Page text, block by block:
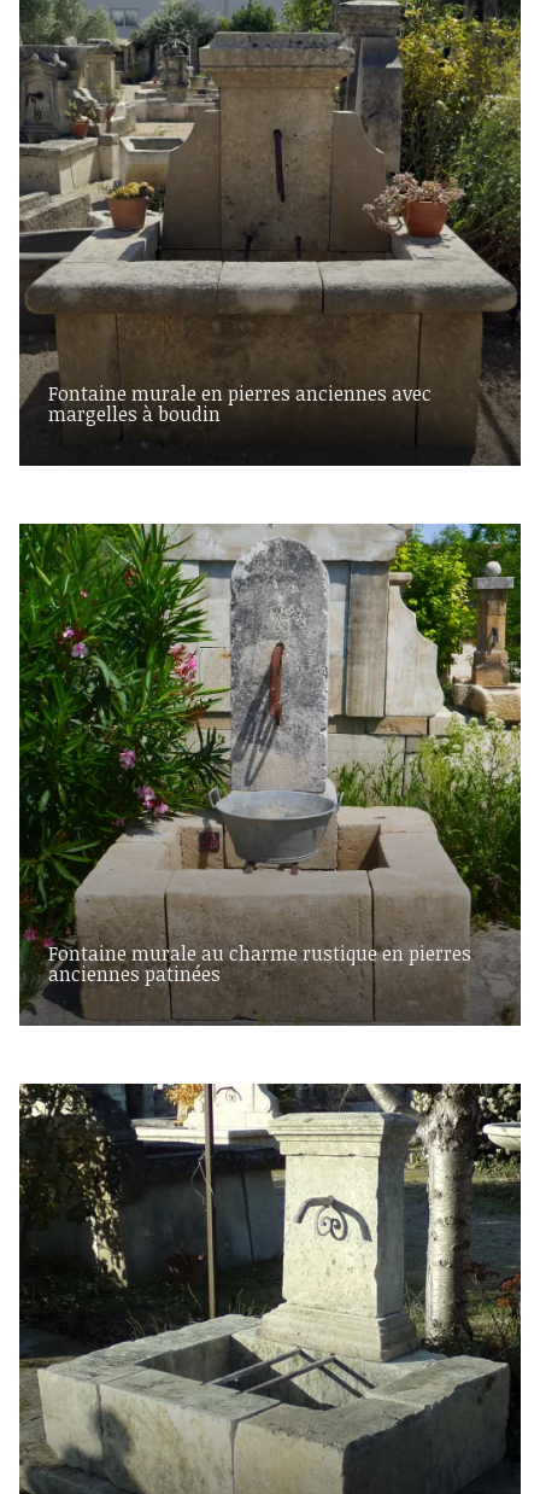
Fontaine murale en pierres anciennes avec
margelles à boudin
Fontaine murale au charme rustique en pierres
anciennes patinées